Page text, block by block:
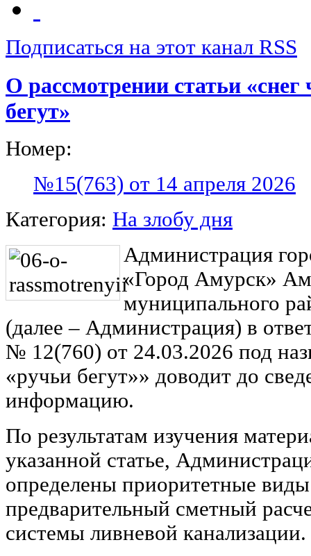
Подписаться на этот канал RSS
О рассмотрении статьи «снег
бегут»
Номер:
№15(763) от 14 апреля 2026
Категория: На злобу дня
Администрация
«Город Амурск»
муниципального
(далее – Администрация) в
№ 12(760) от 24.03.2026 под
«ручьи бегут»» доводит до
информацию.
По результатам изучения
указанной статье,
определены приоритетные
предварительный сметный
системы ливневой канализации.